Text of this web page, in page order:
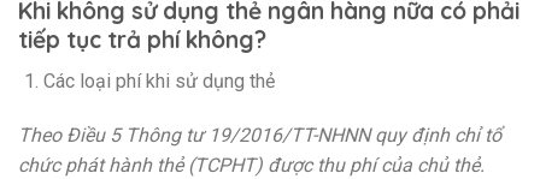
Khi không sử dụng thẻ ngân hàng nữa có phải
tiếp tục trả phí không?
Các loại phí khi sử dụng thẻ
Theo Điều 5 Thông tư 19/2016/TT-NHNN quy định chỉ tổ
chức phát hành thẻ (TCPHT) được thu phí của chủ thẻ.